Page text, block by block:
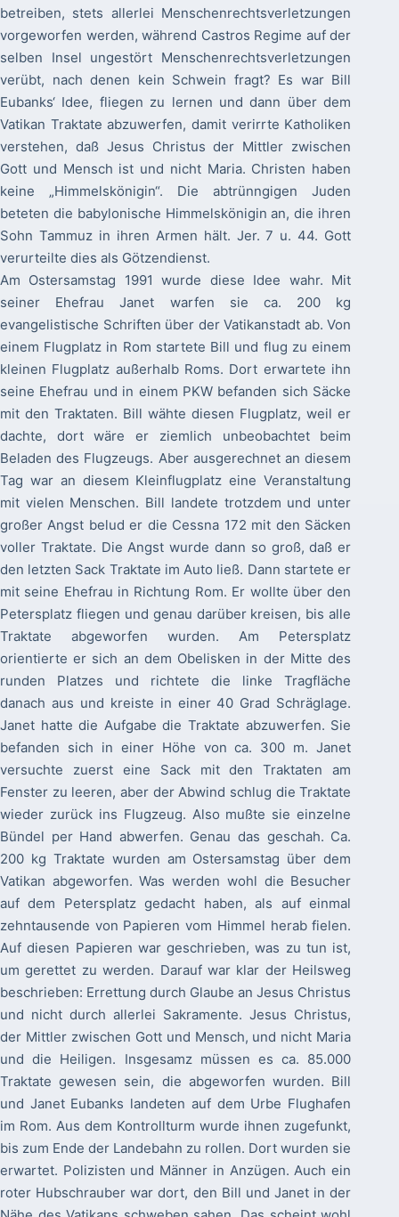
betreiben, stets allerlei Menschenrechtsverletzungen
vorgeworfen werden, während Castros Regime auf der
selben Insel ungestört Menschenrechtsverletzungen
verübt, nach denen kein Schwein fragt? Es war Bill
Eubanks‘ Idee, fliegen zu lernen und dann über dem
Vatikan Traktate abzuwerfen, damit verirrte Katholiken
verstehen, daß Jesus Christus der Mittler zwischen
Gott und Mensch ist und nicht Maria. Christen haben
keine „Himmelskönigin“. Die abtrünngigen Juden
beteten die babylonische Himmelskönigin an, die ihren
Sohn Tammuz in ihren Armen hält. Jer. 7 u. 44. Gott
verurteilte dies als Götzendienst.
Am Ostersamstag 1991 wurde diese Idee wahr. Mit
seiner Ehefrau Janet warfen sie ca. 200 kg
evangelistische Schriften über der Vatikanstadt ab. Von
einem Flugplatz in Rom startete Bill und flug zu einem
kleinen Flugplatz außerhalb Roms. Dort erwartete ihn
seine Ehefrau und in einem PKW befanden sich Säcke
mit den Traktaten. Bill wähte diesen Flugplatz, weil er
dachte, dort wäre er ziemlich unbeobachtet beim
Beladen des Flugzeugs. Aber ausgerechnet an diesem
Tag war an diesem Kleinflugplatz eine Veranstaltung
mit vielen Menschen. Bill landete trotzdem und unter
großer Angst belud er die Cessna 172 mit den Säcken
voller Traktate. Die Angst wurde dann so groß, daß er
den letzten Sack Traktate im Auto ließ. Dann startete er
mit seine Ehefrau in Richtung Rom. Er wollte über den
Petersplatz fliegen und genau darüber kreisen, bis alle
Traktate abgeworfen wurden. Am Petersplatz
orientierte er sich an dem Obelisken in der Mitte des
runden Platzes und richtete die linke Tragfläche
danach aus und kreiste in einer 40 Grad Schräglage.
Janet hatte die Aufgabe die Traktate abzuwerfen. Sie
befanden sich in einer Höhe von ca. 300 m. Janet
versuchte zuerst eine Sack mit den Traktaten am
Fenster zu leeren, aber der Abwind schlug die Traktate
wieder zurück ins Flugzeug. Also mußte sie einzelne
Bündel per Hand abwerfen. Genau das geschah. Ca.
200 kg Traktate wurden am Ostersamstag über dem
Vatikan abgeworfen. Was werden wohl die Besucher
auf dem Petersplatz gedacht haben, als auf einmal
zehntausende von Papieren vom Himmel herab fielen.
Auf diesen Papieren war geschrieben, was zu tun ist,
um gerettet zu werden. Darauf war klar der Heilsweg
beschrieben: Errettung durch Glaube an Jesus Christus
und nicht durch allerlei Sakramente. Jesus Christus,
der Mittler zwischen Gott und Mensch, und nicht Maria
und die Heiligen. Insgesamz müssen es ca. 85.000
Traktate gewesen sein, die abgeworfen wurden. Bill
und Janet Eubanks landeten auf dem Urbe Flughafen
im Rom. Aus dem Kontrollturm wurde ihnen zugefunkt,
bis zum Ende der Landebahn zu rollen. Dort wurden sie
erwartet. Polizisten und Männer in Anzügen. Auch ein
roter Hubschrauber war dort, den Bill und Janet in der